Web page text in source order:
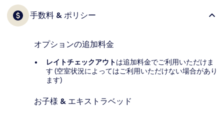
手数料 & ポリシー
オプションの追加料金
レイトチェックアウトは追加料金でご利用いただけま
す (空室状況によってはご利用いただけない場合があり
ます)
お子様 & エキストラベッド